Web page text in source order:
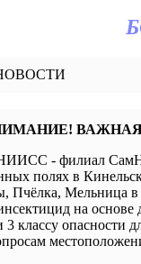
- филиал
полях в
Пчёлка, Мельница в
на основе
3 классу опасности